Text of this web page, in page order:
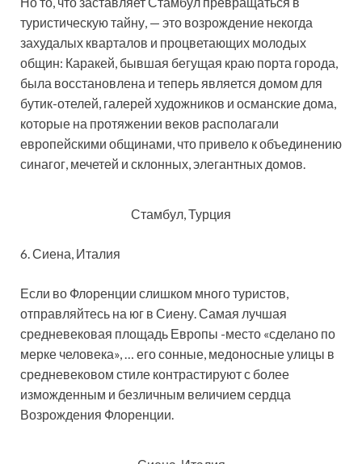
туристическую тайну, — это возрождение некогда
захудалых кварталов и процветающих молодых
общин: Каракей, бывшая бегущая краю порта города,
была восстановлена и теперь является домом для
бутик-отелей, галерей художников и османские дома,
которые на протяжении веков располагали
европейскими общинами, что привело к объединению
синагог, мечетей и склонных, элегантных домов.
Стамбул, Турция
6. Сиена, Италия
Если во Флоренции слишком много туристов,
отправляйтесь на юг в Сиену. Самая лучшая
средневековая площадь Европы -место «сделано по
мерке человека», … его сонные, медоносные улицы в
средневековом стиле контрастируют с более
изможденным и безличным величием сердца
Возрождения Флоренции.